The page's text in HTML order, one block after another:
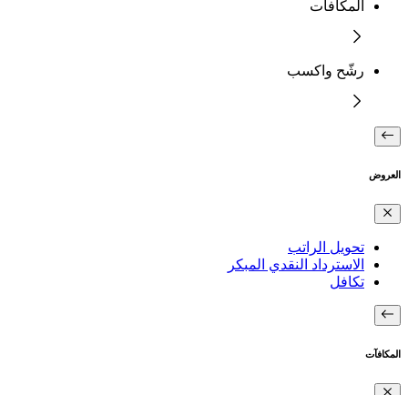
المكافآت
رشّح واكسب
العروض
تحويل الراتب
الاسترداد النقدي المبكر
تكافل
المكافآت